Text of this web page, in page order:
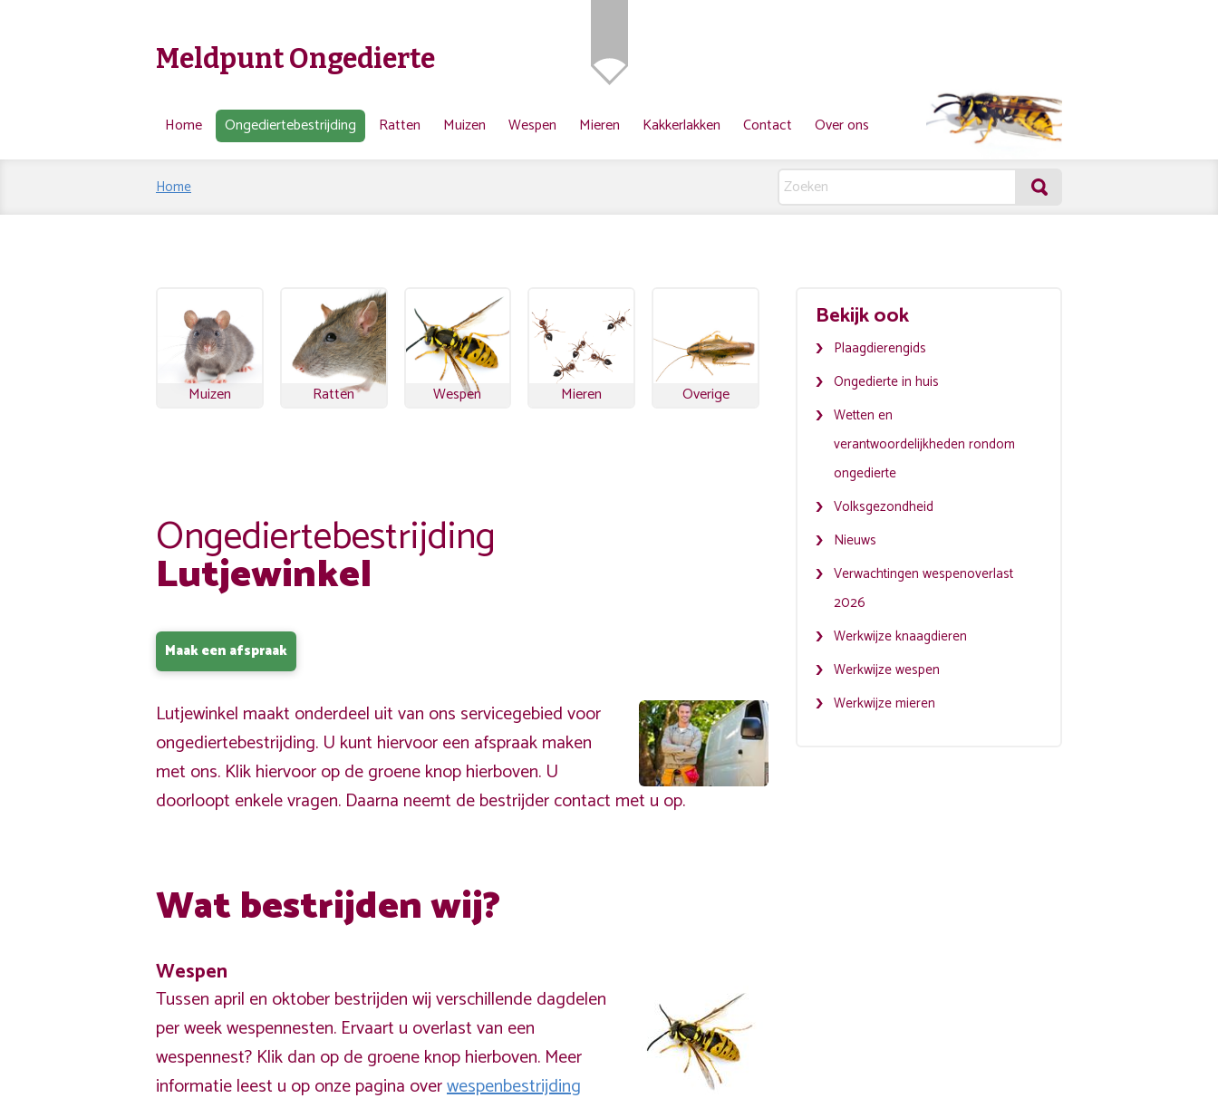
Meldpunt Ongedierte
Home Ongediertebestrijding Ratten Muizen Wespen Mieren Kakkerlakken Contact Over ons
Home
Muizen Ratten Wespen Mieren Overige
Ongediertebestrijding
Lutjewinkel
Maak een afspraak
Lutjewinkel maakt onderdeel uit van ons servicegebied voor
ongediertebestrijding. U kunt hiervoor een afspraak maken
met ons. Klik hiervoor op de groene knop hierboven. U
doorloopt enkele vragen. Daarna neemt de bestrijder contact met u op.
Wat bestrijden wij?
Wespen
Tussen april en oktober bestrijden wij verschillende dagdelen
per week wespennesten. Ervaart u overlast van een
wespennest? Klik dan op de groene knop hierboven. Meer
informatie leest u op onze pagina overwespenbestrijding
Bekijk ook
Plaagdierengids
Ongedierte in huis
Wetten en
verantwoordelijkheden rondom
ongedierte
Volksgezondheid
Nieuws
Verwachtingen wespenoverlast
2026
Werkwijze knaagdieren
Werkwijze wespen
Werkwijze mieren